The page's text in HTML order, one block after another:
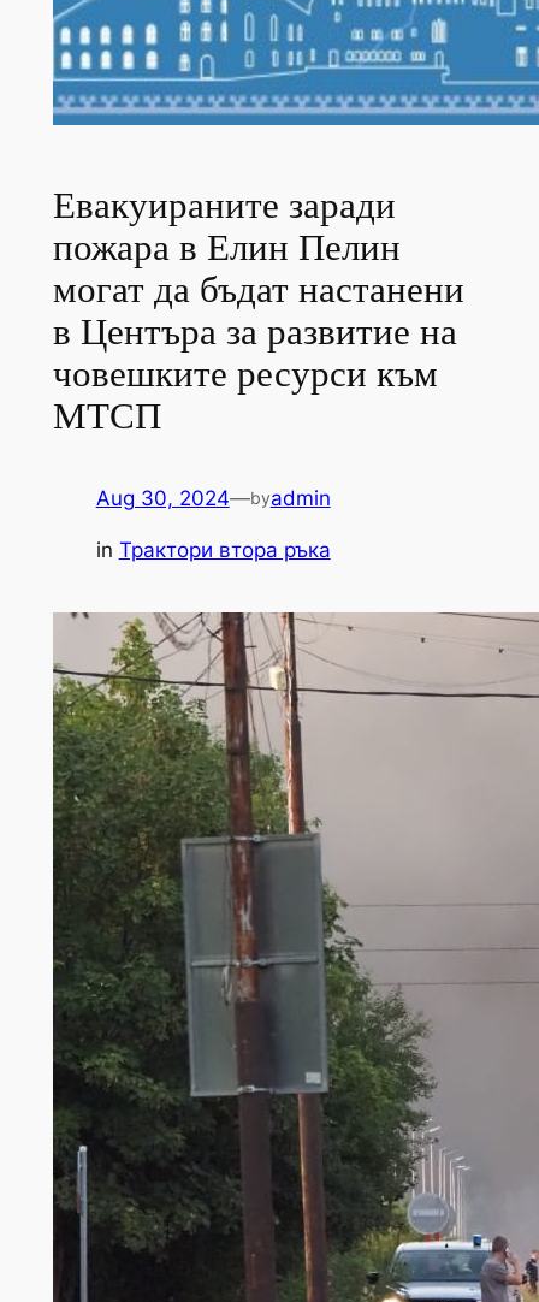
Евакуираните заради
пожара в Елин Пелин
могат да бъдат настанени
в Центъра за развитие на
човешките ресурси към
МТСП
Aug 30, 2024—byadmin
in Трактори втора ръка